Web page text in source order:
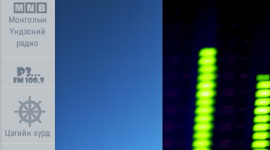
Монголын
Үндэсний
радио
Цагийн хүрд